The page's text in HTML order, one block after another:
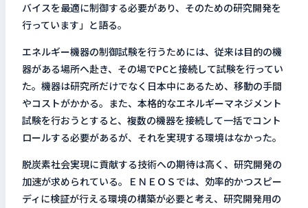
バイスを最適に制御する必要があり、そのための研究開発を
行っています」と語る。
エネルギー機器の制御試験を行うためには、従来は目的の機
器がある場所へ赴き、その場でPCと接続して試験を行ってい
た。機器は研究所だけでなく日本中にあるため、移動の手間
やコストがかかる。また、本格的なエネルギーマネジメント
試験を行おうとすると、複数の機器を接続して一括でコント
ロールする必要があるが、それを実現する環境はなかった。
脱炭素社会実現に貢献する技術への期待は高く、研究開発の
加速が求められている。ＥＮＥＯＳでは、効率的かつスピー
ディに検証が行える環境の構築が必要と考え、研究開発用の